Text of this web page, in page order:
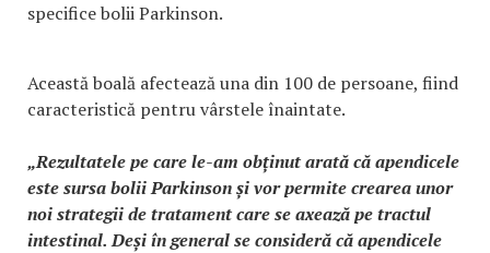
specifice bolii Parkinson.
Această boală afectează una din 100 de persoane, fiind
caracteristică pentru vârstele înaintate.
„Rezultatele pe care le-am obținut arată că apendicele
este sursa bolii Parkinson și vor permite crearea unor
noi strategii de tratament care se axează pe tractul
intestinal. Deși în general se consideră că apendicele